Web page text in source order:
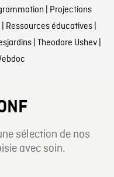
Projections
Ressources éducatives|
| Theodore Ushev|
sélection de nos
avec soin.